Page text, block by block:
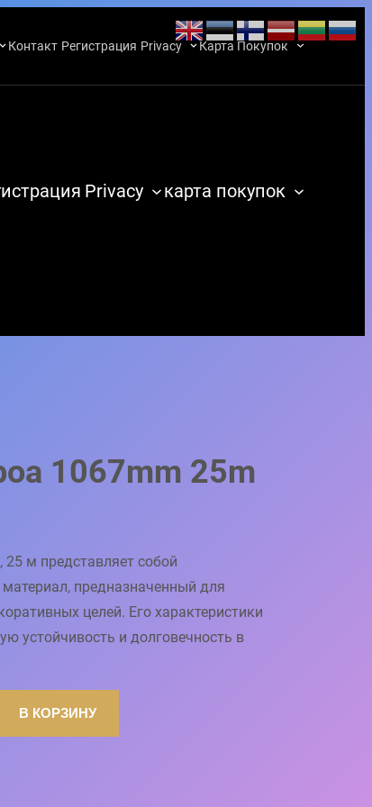
Контакт Регистрация Privacy Карта Покупок
Privacy карта покупок
1067mm 25m
м представляет собой
предназначенный для
целей. Его характеристики
устойчивость и долговечность в
В КОРЗИНУ